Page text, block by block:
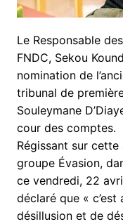
Le Responsable
FNDC, Sekou
nomination de
tribunal de
Souleymane
cour des comptes.
Régissant sur
groupe Évasion,
ce vendredi, 22
déclaré que « c’est
désillusion et de